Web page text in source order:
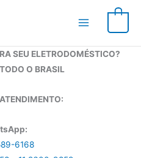
SEU ELETRODOMÉSTICO?
O BRASIL
6168